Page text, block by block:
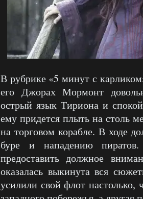
В рубрике «5 минут с
его Джорах Мормонт
острый язык Тириона и
ему придется плыть на столь
на торговом корабле. В ходе
буре и нападению
предоставить должное
оказалась выкинута вся
усилили свой флот настолько,